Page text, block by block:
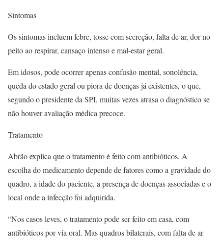
Sintomas
Os sintomas incluem febre, tosse com secreção, falta de ar, dor no
peito ao respirar, cansaço intenso e mal-estar geral.
Em idosos, pode ocorrer apenas confusão mental, sonolência,
queda do estado geral ou piora de doenças já existentes, o que,
segundo o presidente da SPI, muitas vezes atrasa o diagnóstico se
não houver avaliação médica precoce.
Tratamento
Abrão explica que o tratamento é feito com antibióticos. A
escolha do medicamento depende de fatores como a gravidade do
quadro, a idade do paciente, a presença de doenças associadas e o
local onde a infecção foi adquirida.
“Nos casos leves, o tratamento pode ser feito em casa, com
antibióticos por via oral. Mas quadros bilaterais, com falta de ar